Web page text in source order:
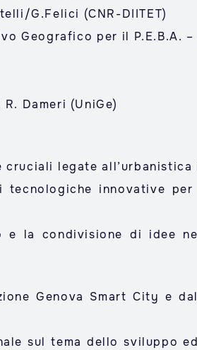
G.Felici (CNR-DIITET)
Geografico per il P.E.B.A. –
R. Dameri (UniGe)
legate
innovative per
la condivisione di idee
Genova Smart City e
sul tema dello sviluppo